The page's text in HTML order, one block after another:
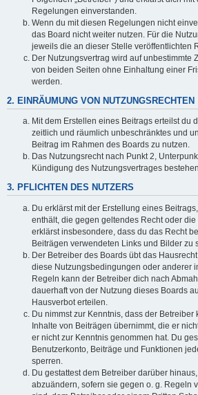
Regelungen einverstanden.
Wenn du mit diesen Regelungen nicht
das Board nicht weiter nutzen. Für die
jeweils die an dieser Stelle veröffentlichten
Der Nutzungsvertrag wird auf unbestimmte
von beiden Seiten ohne Einhaltung einer
werden.
2. EINRÄUMUNG VON NUTZUNGSRECHTEN
Mit dem Erstellen eines Beitrags erteilst du
zeitlich und räumlich unbeschränktes und
Beitrag im Rahmen des Boards zu nutzen.
Das Nutzungsrecht nach Punkt 2,
Kündigung des Nutzungsvertrages
3. PFLICHTEN DES NUTZERS
Du erklärst mit der Erstellung eines
enthält, die gegen geltendes Recht oder
erklärst insbesondere, dass du das Recht
Beiträgen verwendeten Links und Bilder zu
Der Betreiber des Boards übt das
diese Nutzungsbedingungen oder anderer
Regeln kann der Betreiber dich nach
dauerhaft von der Nutzung dieses Boards
Hausverbot erteilen.
Du nimmst zur Kenntnis, dass der Betreiber
Inhalte von Beiträgen übernimmt, die er
er nicht zur Kenntnis genommen hat. Du
Benutzerkonto, Beiträge und Funktionen
sperren.
Du gestattest dem Betreiber darüber
abzuändern, sofern sie gegen o. g. Regeln